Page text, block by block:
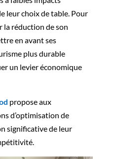
leur choix de table. Pour
la réduction de son
en avant ses
plus durable
un levier économique
propose aux
d’optimisation de
significative de leur